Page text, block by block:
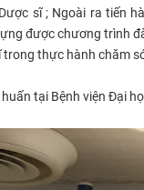
sĩ ; Ngoài ra tiến
được chương trình
thực hành chăm
tại Bệnh viện Đại